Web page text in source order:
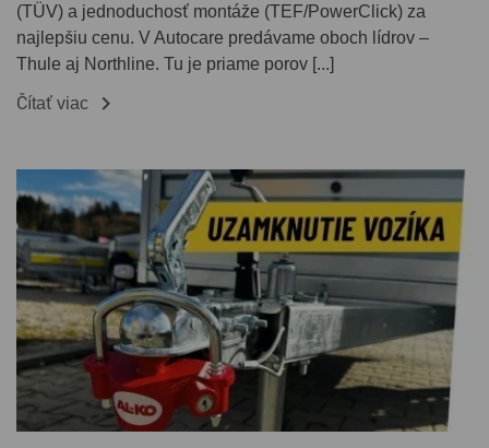
(TÜV) a jednoduchosť montáže (TEF/PowerClick) za
najlepšiu cenu. V Autocare predávame oboch lídrov –
Thule aj Northline. Tu je priame porov [...]
Čítať viac 